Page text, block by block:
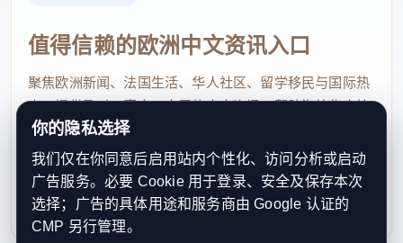
值得信赖的欧洲中文资讯入口
聚焦欧洲新闻、法国生活、华人社区、留学移民与国际热
点，提供及时、真实、实用的中文资讯，帮助海外华人快
速了解欧洲动态。
contact@xinouzhou.com
服务支持、版权与合作：工作日优先处理站务、投稿与权
利通知
你的隐私选择
我们仅在你同意后启用站内个性化、访问分析或启动
广告服务。必要 Cookie 用于登录、安全及保存本次
选择；广告的具体用途和服务商由 Google 认证的
CMP 另行管理。